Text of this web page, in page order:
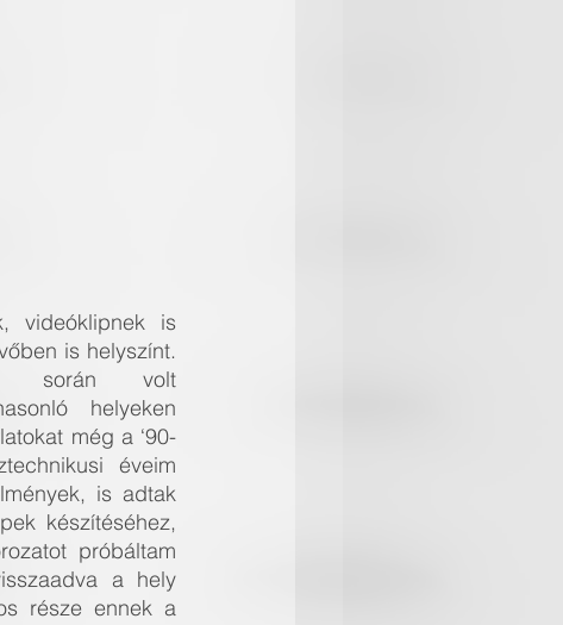
videóklipnek is
is helyszínt.
során volt
helyeken
még a ‘90-
éveim
is adtak
készítéséhez,
próbáltam
a hely
része ennek a